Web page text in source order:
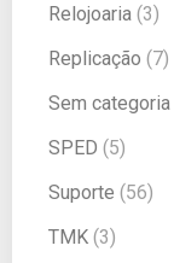
Relojoaria (3)
Replicação (7)
Sem categoria
SPED (5)
Suporte (56)
TMK (3)